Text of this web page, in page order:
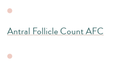
Antral Follicle Count AFC